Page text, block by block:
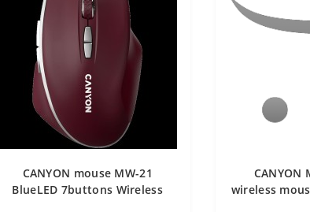
CANYON mouse MW-21
BlueLED 7buttons Wireless
CANYON
wireless